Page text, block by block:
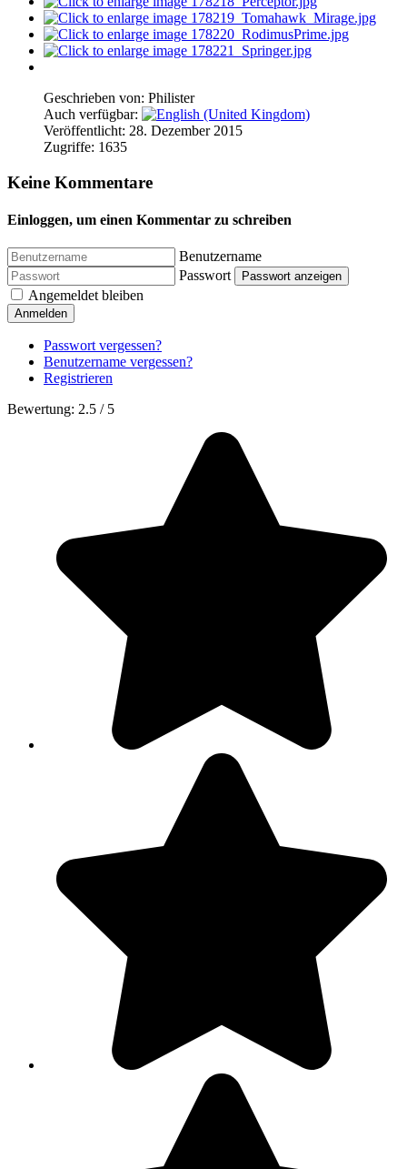
Geschrieben von: Philister
Auch verfügbar:
Veröffentlicht: 28. Dezember 2015
Zugriffe: 1635
Keine Kommentare
Einloggen, um einen Kommentar zu schreiben
Benutzername
Passwort
Passwort anzeigen
Angemeldet bleiben
Anmelden
Passwort vergessen?
Benutzername vergessen?
Registrieren
Bewertung: 2.5 / 5